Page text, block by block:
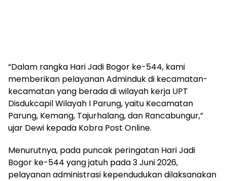
“Dalam rangka Hari Jadi Bogor ke-544, kami
memberikan pelayanan Adminduk di kecamatan-
kecamatan yang berada di wilayah kerja UPT
Disdukcapil Wilayah I Parung, yaitu Kecamatan
Parung, Kemang, Tajurhalang, dan Rancabungur,”
ujar Dewi kepada Kobra Post Online.
Menurutnya, pada puncak peringatan Hari Jadi
Bogor ke-544 yang jatuh pada 3 Juni 2026,
pelayanan administrasi kependudukan dilaksanakan